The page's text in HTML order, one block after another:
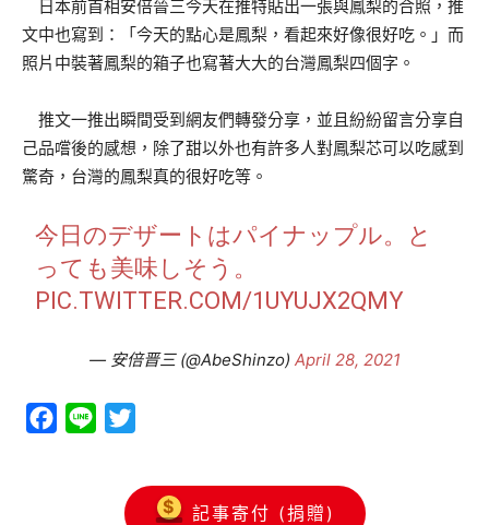
日本前首相安倍晉三今天在推特貼出一張與鳳梨的合照，推
文中也寫到：「今天的點心是鳳梨，看起來好像很好吃。」而
照片中裝著鳳梨的箱子也寫著大大的台灣鳳梨四個字。
推文一推出瞬間受到網友們轉發分享，並且紛紛留言分享自
己品嚐後的感想，除了甜以外也有許多人對鳳梨芯可以吃感到
驚奇，台灣的鳳梨真的很好吃等。
今日のデザートはパイナップル。と
っても美味しそう。
PIC.TWITTER.COM/1UYUJX2QMY
— 安倍晋三 (@AbeShinzo) April 28, 2021
Facebook
Line
記事寄付 (捐贈)